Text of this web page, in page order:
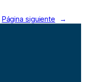
Página siguiente →